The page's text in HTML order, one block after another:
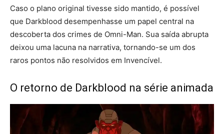
Caso o plano original tivesse sido mantido, é possível
que Darkblood desempenhasse um papel central na
descoberta dos crimes de Omni-Man. Sua saída abrupta
deixou uma lacuna na narrativa, tornando-se um dos
raros pontos não resolvidos em Invencível.
O retorno de Darkblood na série animada